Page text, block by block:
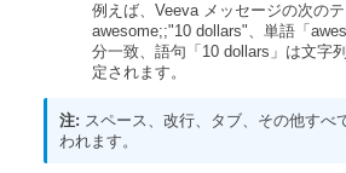
例えば、Veeva メッセージの次の
awesome;;"10 dollars"、単語「
分一致、語句「10 dollars」は文字
定されます。
スペース、改行、タブ、その他すべ
われます。